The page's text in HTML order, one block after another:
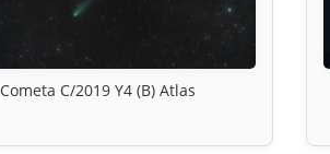
Cometa C/2019 Y4 (B) Atlas